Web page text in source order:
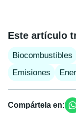
Este artículo
Biocombustibles
Emisiones
Compártela en: